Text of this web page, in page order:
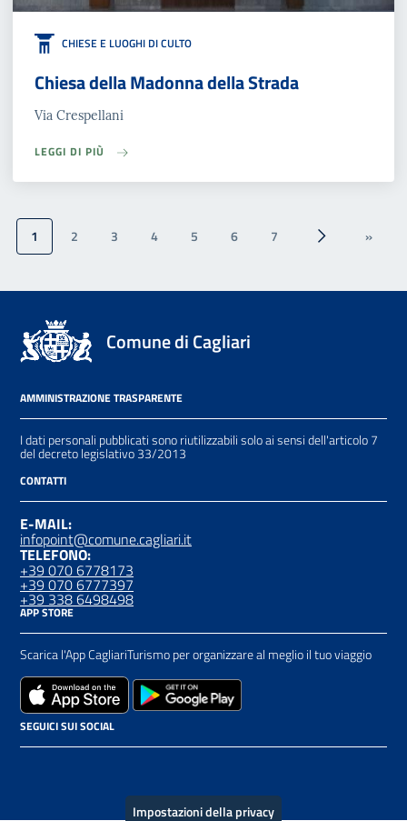
CHIESE E LUOGHI DI CULTO
Chiesa della Madonna della Strada
Via Crespellani
LEGGI DI PIÙ
1 2 3 4 5 6 7 ›› »
Comune di Cagliari
AMMINISTRAZIONE TRASPARENTE
I dati personali pubblicati sono riutilizzabili solo ai sensi dell'articolo 7
del decreto legislativo 33/2013
CONTATTI
E-MAIL:
infopoint@comune.cagliari.it
TELEFONO:
+39 070 6778173
+39 070 6777397
+39 338 6498498
APP STORE
Scarica l'App CagliariTurismo per organizzare al meglio il tuo viaggio
SEGUICI SUI SOCIAL
Impostazioni della privacy